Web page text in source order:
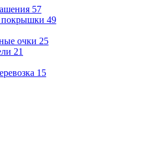
57
покрышки 49
очки 25
21
15